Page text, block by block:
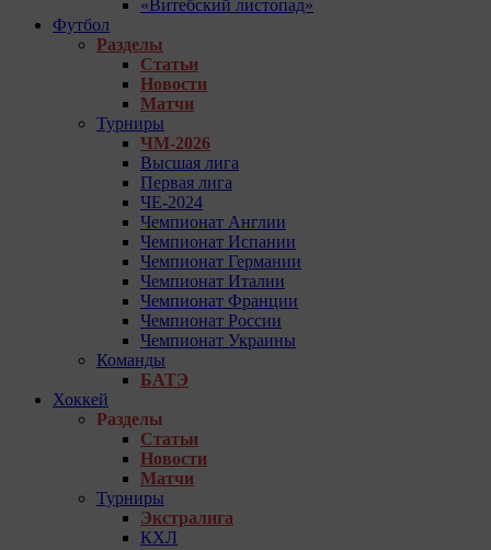
«Витебский листопад»
Футбол
Разделы
Статьи
Новости
Матчи
Турниры
ЧМ-2026
Высшая лига
Первая лига
ЧЕ-2024
Чемпионат Англии
Чемпионат Испании
Чемпионат Германии
Чемпионат Италии
Чемпионат Франции
Чемпионат России
Чемпионат Украины
Команды
БАТЭ
Хоккей
Разделы
Статьи
Новости
Матчи
Турниры
Экстралига
КХЛ